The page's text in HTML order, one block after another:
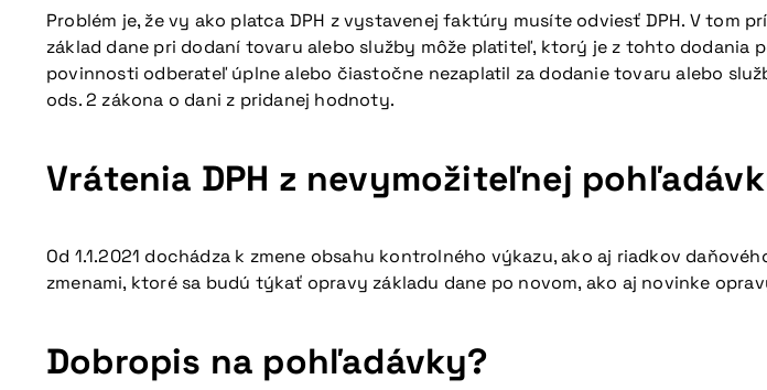
Problém je, že vy ako platca DPH z vystavenej faktúry musíte odviesť DPH. V tom
základ dane pri dodaní tovaru alebo služby môže platiteľ, ktorý je z tohto dodania
povinnosti odberateľ úplne alebo čiastočne nezaplatil za dodanie tovaru alebo
ods. 2 zákona o dani z pridanej hodnoty.
Vrátenia DPH z nevymožiteľnej
Od 1.1.2021 dochádza k zmene obsahu kontrolného výkazu, ako aj riadkov
zmenami, ktoré sa budú týkať opravy základu dane po novom, ako aj novinke
Dobropis na pohľadávky?